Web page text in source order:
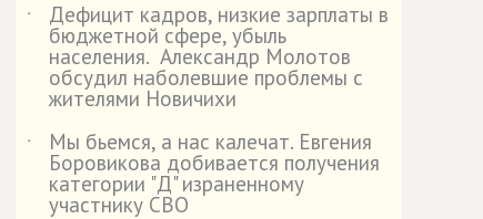
˙ Дефицит кадров, низкие зарплаты в
бюджетной сфере, убыль
населения. Александр Молотов
обсудил наболевшие проблемы с
жителями Новичихи
˙
Мы бьемся, а нас калечат. Евгения
Боровикова добивается получения
категории "Д" израненному
участнику СВО